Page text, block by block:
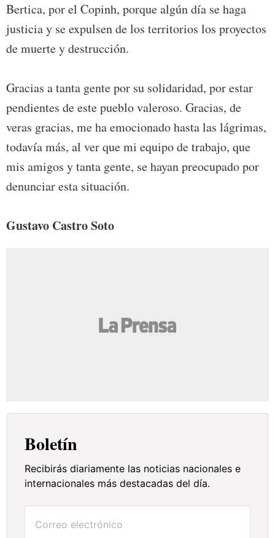
Bertica, por el Copinh, porque algún día se haga
justicia y se expulsen de los territorios los proyectos
de muerte y destrucción.
Gracias a tanta gente por su solidaridad, por estar
pendientes de este pueblo valeroso. Gracias, de
veras gracias, me ha emocionado hasta las lágrimas,
todavía más, al ver que mi equipo de trabajo, que
mis amigos y tanta gente, se hayan preocupado por
denunciar esta situación.
Gustavo Castro Soto
Boletín
Recibirás diariamente las noticias nacionales e
internacionales más destacadas del día.